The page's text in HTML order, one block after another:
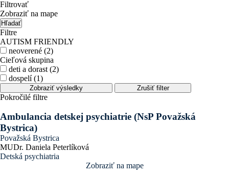
Filtrovať
Zobraziť na mape
Hľadať
Filtre
AUTISM FRIENDLY
neoverené (2)
Cieľová skupina
deti a dorast (2)
dospelí (1)
Zobraziť výsledky Zrušiť filter
Pokročilé filtre
Ambulancia detskej psychiatrie (NsP Považská
Bystrica)
Považská Bystrica
MUDr. Daniela Peterlíková
Detská psychiatria
Zobraziť na mape